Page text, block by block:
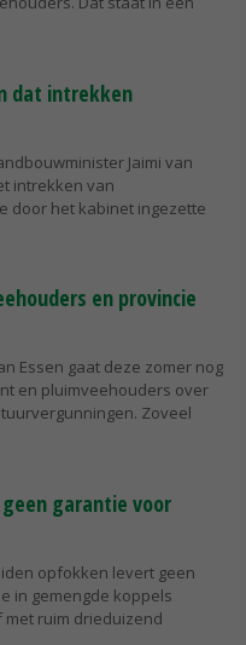
dat intrekken
Jaimi van
intrekken van
door het kabinet ingezette
en provincie
Essen gaat deze zomer nog
en pluimveehouders over
Zoveel
garantie voor
opfokken levert geen
in gemengde koppels
ruim drieduizend